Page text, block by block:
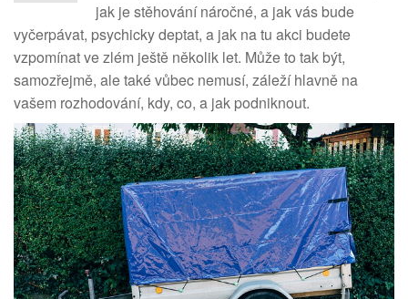
jak je stěhování náročné, a jak vás bude
vyčerpávat, psychicky deptat, a jak na tu akci budete
vzpomínat ve zlém ještě několik let. Může to tak být,
samozřejmě, ale také vůbec nemusí, záleží hlavně na
vašem rozhodování, kdy, co, a jak podniknout.